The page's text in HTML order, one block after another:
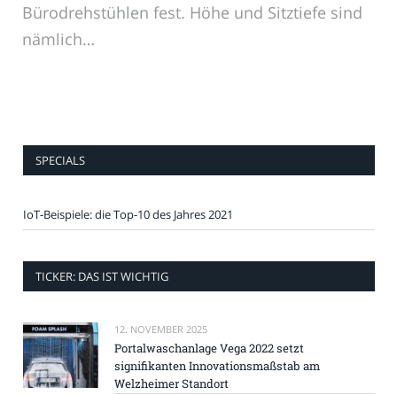
Bürodrehstühlen fest. Höhe und Sitztiefe sind
nämlich…
SPECIALS
IoT-Beispiele: die Top-10 des Jahres 2021
TICKER: DAS IST WICHTIG
12. NOVEMBER 2025
Portalwaschanlage Vega 2022 setzt
signifikanten Innovationsmaßstab am
Welzheimer Standort